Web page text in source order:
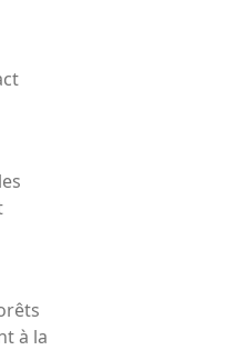
Toits verts | Association
biologiques – The Applied
Applied Ecologist
à la